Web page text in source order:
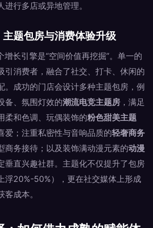
行多店或异地管理。
题包房与消费体验升级
增长引擎是“空间价值再挖掘”。单一的
引消费者，融合了社交、打卡、休闲的
。成功的门店会设计多种主题包房，例
备、氛围灯效的潮流电竞主题房 ，满足
柔和色调、玩偶装饰的粉色甜美主题
爱；注重私密性与音响品质的轻奢商务
商务接待；以及装饰满动漫元素的动漫
垂直兴趣社群。主题化不仅提升了包房
浮20%-50%），更在社交媒体上形成
成本。